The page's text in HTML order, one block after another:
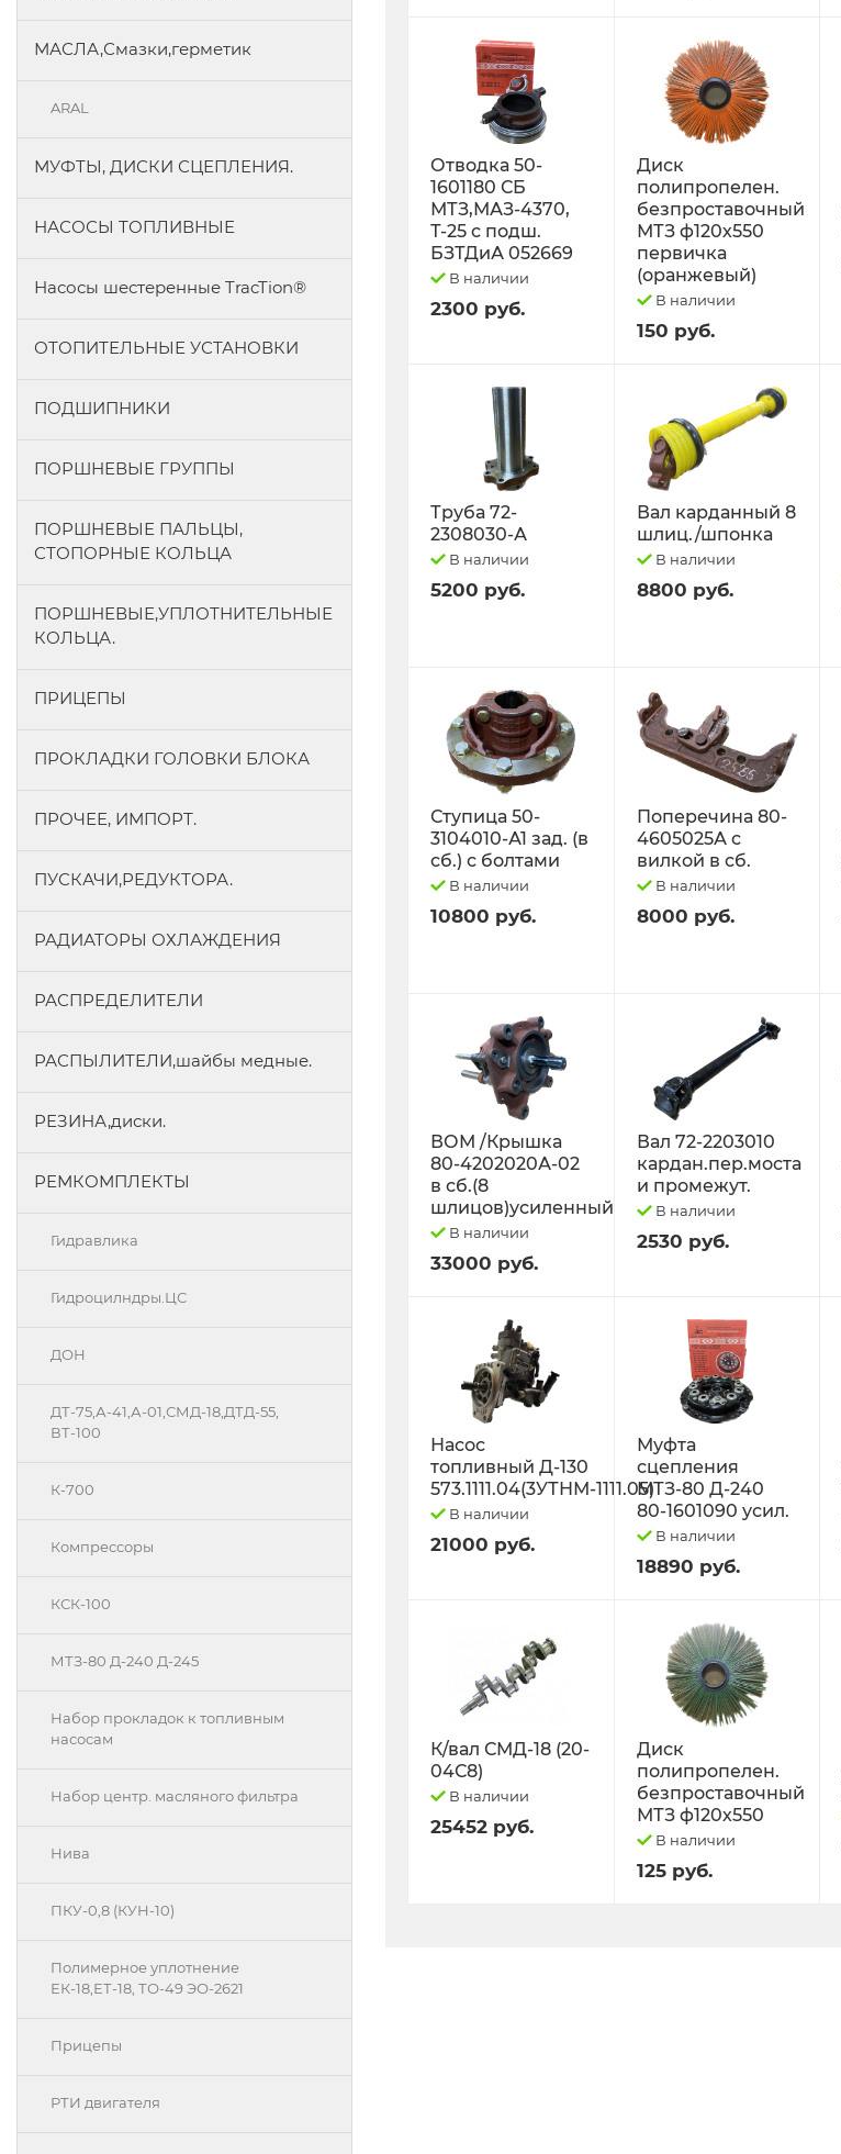
МАСЛА,Смазки,герметик
ARAL
МУФТЫ, ДИСКИ СЦЕПЛЕНИЯ.
НАСОСЫ ТОПЛИВНЫЕ
Насосы шестеренные TracTion®
ОТОПИТЕЛЬНЫЕ УСТАНОВКИ
ПОДШИПНИКИ
ПОРШНЕВЫЕ ГРУППЫ
ПОРШНЕВЫЕ ПАЛЬЦЫ,
СТОПОРНЫЕ КОЛЬЦА
ПОРШНЕВЫЕ,УПЛОТНИТЕЛЬНЫЕ
КОЛЬЦА.
ПРИЦЕПЫ
ПРОКЛАДКИ ГОЛОВКИ БЛОКА
ПРОЧЕЕ, ИМПОРТ.
ПУСКАЧИ,РЕДУКТОРА.
РАДИАТОРЫ ОХЛАЖДЕНИЯ
РАСПРЕДЕЛИТЕЛИ
РАСПЫЛИТЕЛИ,шайбы медные.
РЕЗИНА,диски.
РЕМКОМПЛЕКТЫ
Гидравлика
Гидроцилндры.ЦС
ДОН
ДТ-75,А-41,А-01,СМД-18,ДТД-55,
ВТ-100
К-700
Компрессоры
КСК-100
МТЗ-80 Д-240 Д-245
Набор прокладок к топливным
насосам
Набор центр. масляного фильтра
Нива
ПКУ-0,8 (КУН-10)
Полимерное уплотнение
ЕК-18,ЕТ-18, ТО-49 ЭО-2621
Прицепы
РТИ двигателя
Отводка 50-
1601180 СБ
МТЗ,МАЗ-4370,
Т-25 с подш.
БЗТДиА 052669
В наличии
2300 руб.
Диск
полипропелен.
безпроставочный
МТЗ ф120х550
первичка
(оранжевый)
В наличии
150 руб.
Труба 72-
2308030-А
В наличии
5200 руб.
Вал карданный 8
шлиц./шпонка
В наличии
8800 руб.
Ступица 50-
3104010-А1 зад. (в
сб.) с болтами
В наличии
10800 руб.
Поперечина 80-
4605025А с
вилкой в сб.
В наличии
8000 руб.
ВОМ /Крышка
80-4202020А-02
в сб.(8
шлицов)усиленный
В наличии
33000 руб.
Вал 72-2203010
кардан.пер.моста
и промежут.
В наличии
2530 руб.
Насос
топливный Д-130
573.1111.04(3УТНМ-1111.05)
В наличии
21000 руб.
Муфта
сцепления
МТЗ-80 Д-240
80-1601090 усил.
В наличии
18890 руб.
К/вал СМД-18 (20-
04С8)
В наличии
25452 руб.
Диск
полипропелен.
безпроставочный
МТЗ ф120х550
В наличии
125 руб.